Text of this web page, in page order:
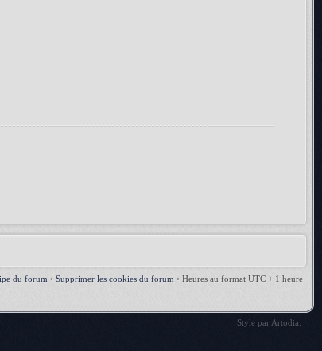
du forum • Supprimer les cookies du forum • Heures au format UTC + 1 heure
Style par Artodia